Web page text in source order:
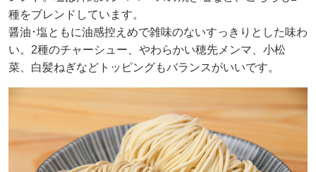
種をブレンドしています。
醤油･塩ともに油感控えめで雑味のないすっきりとした味わ
い。2種のチャーシュー、やわらかい穂先メンマ、小松
菜、白髪ねぎなどトッピングもバランスがいいです。